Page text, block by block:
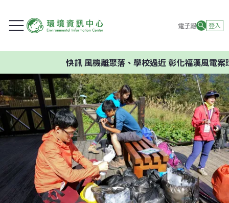
電子報 登入
快訊風機離聚落、學校過近 彰化福漢風電案環委